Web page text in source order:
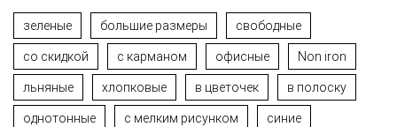
зеленые большие размеры свободные
со скидкой с карманом офисные Non iron
льняные хлопковые в цветочек в полоску
однотонные с мелким рисунком синие